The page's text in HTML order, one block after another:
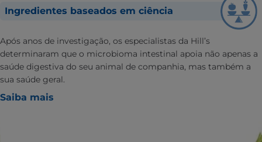
Ingredientes baseados em ciência
Após anos de investigação, os especialistas da Hill’s
determinaram que o microbioma intestinal apoia não apenas a
saúde digestiva do seu animal de companhia, mas também a
sua saúde geral.
Saiba mais